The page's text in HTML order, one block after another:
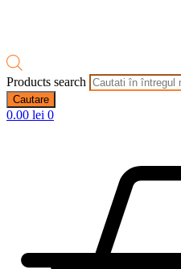
Products search
Cautare
0.00 lei 0